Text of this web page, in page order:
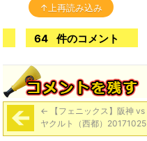
↑上再読み込み
64 件のコメント
← 【フェニックス】阪神 vs
ヤクルト（西都）20171025